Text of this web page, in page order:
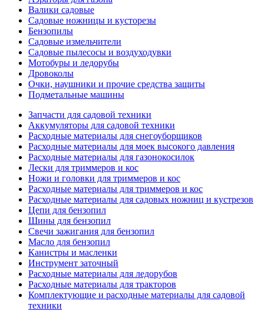
Валики садовые
Садовые ножницы и кусторезы
Бензопилы
Садовые измельчители
Садовые пылесосы и воздуходувки
Мотобуры и ледорубы
Дровоколы
Очки, наушники и прочие средства защиты
Подметальные машины
Запчасти для садовой техники
Аккумуляторы для садовой техники
Расходные материалы для снегоуборщиков
Расходные материалы для моек высокого давления
Расходные материалы для газонокосилок
Лески для триммеров и кос
Ножи и головки для триммеров и кос
Расходные материалы для триммеров и кос
Расходные материалы для садовых ножниц и кустрезов
Цепи для бензопил
Шины для бензопил
Свечи зажигания для бензопил
Масло для бензопил
Канистры и масленки
Инструмент заточный
Расходные материалы для ледорубов
Расходные материалы для тракторов
Комплектующие и расходные материалы для садовой
техники